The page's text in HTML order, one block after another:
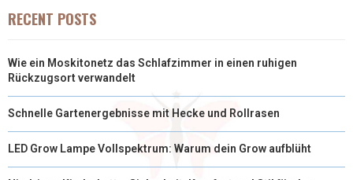
RECENT POSTS
Wie ein Moskitonetz das Schlafzimmer in einen ruhigen
Rückzugsort verwandelt
Schnelle Gartenergebnisse mit Hecke und Rollrasen
LED Grow Lampe Vollspektrum: Warum dein Grow aufblüht